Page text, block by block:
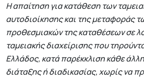
Η απαίτηση για κατάθεση των
αυτοδιοίκησης και της μεταφοράς
προθεσμιακών της καταθέσεων σε
ταμειακής διαχείρισης που
Ελλάδος, κατά παρέκκλιση κάθε
διάταξης ή διαδικασίας, χωρίς να